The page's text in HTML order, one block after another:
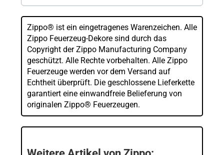
Zippo® ist ein eingetragenes Warenzeichen. Alle
Zippo Feuerzeug-Dekore sind durch das
Copyright der Zippo Manufacturing Company
geschützt. Alle Rechte vorbehalten. Alle Zippo
Feuerzeuge werden vor dem Versand auf
Echtheit überprüft. Die geschlossene Lieferkette
garantiert eine einwandfreie Belieferung von
originalen Zippo® Feuerzeugen.